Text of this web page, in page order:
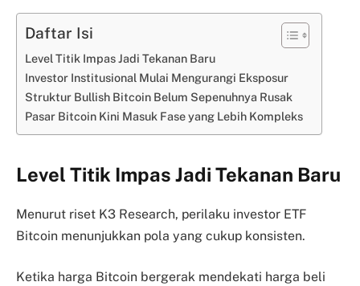
Daftar Isi
Level Titik Impas Jadi Tekanan Baru
Investor Institusional Mulai Mengurangi Eksposur
Struktur Bullish Bitcoin Belum Sepenuhnya Rusak
Pasar Bitcoin Kini Masuk Fase yang Lebih Kompleks
Level Titik Impas Jadi Tekanan Baru
Menurut riset K3 Research, perilaku investor ETF
Bitcoin menunjukkan pola yang cukup konsisten.
Ketika harga Bitcoin bergerak mendekati harga beli